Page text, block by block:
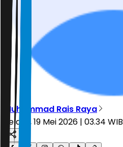
Muhammad Rais Raya
Selasa, 19 Mei 2026 | 03.34 WIB